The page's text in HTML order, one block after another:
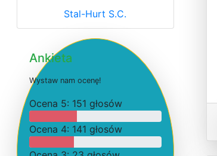
Stal-Hurt S.C.
Ankieta
Wystaw nam ocenę!
Ocena 5: 151 głosów
Ocena 4: 141 głosów